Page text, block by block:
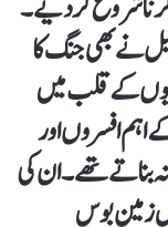
نے بھی جنگ کا
کے قلب میں
اہم افسروں اور
بناتے تھے۔ ان کی
زمین بوس